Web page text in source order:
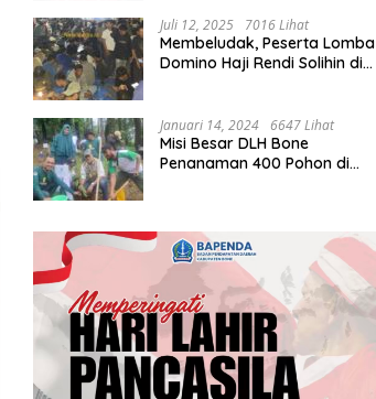
Juli 12, 2025 7016 Lihat
Membeludak, Peserta Lomba
Domino Haji Rendi Solihin di
Januari 14, 2024 6647 Lihat
Misi Besar DLH Bone
Penanaman 400 Pohon di